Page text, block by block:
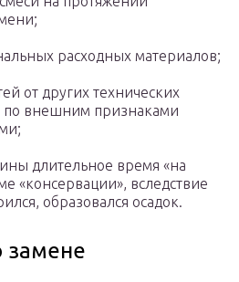
расходных материалов;
от других технических
по внешним признаками
длительное время «на
«консервации», вследствие
образовался осадок.
замене